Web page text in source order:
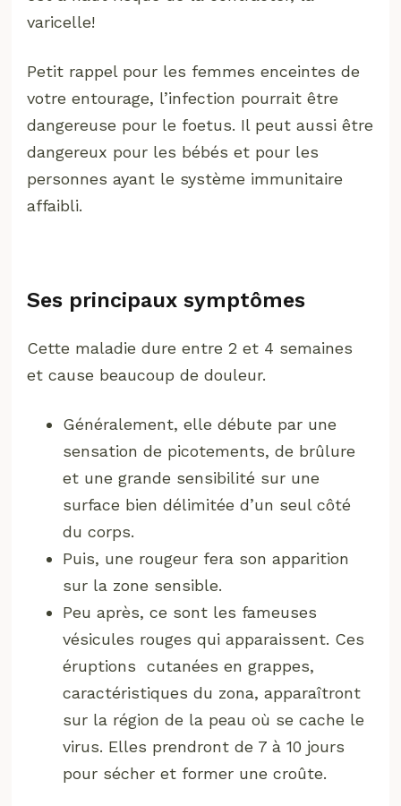
varicelle!
Petit rappel pour les femmes enceintes de
votre entourage, l’infection pourrait être
dangereuse pour le foetus. Il peut aussi être
dangereux pour les bébés et pour les
personnes ayant le système immunitaire
affaibli.
Ses principaux symptômes
Cette maladie dure entre 2 et 4 semaines
et cause beaucoup de douleur.
Généralement, elle débute par une
sensation de picotements, de brûlure
et une grande sensibilité sur une
surface bien délimitée d’un seul côté
du corps.
Puis, une rougeur fera son apparition
sur la zone sensible.
Peu après, ce sont les fameuses
vésicules rouges qui apparaissent. Ces
éruptions cutanées en grappes,
caractéristiques du zona, apparaîtront
sur la région de la peau où se cache le
virus. Elles prendront de 7 à 10 jours
pour sécher et former une croûte.